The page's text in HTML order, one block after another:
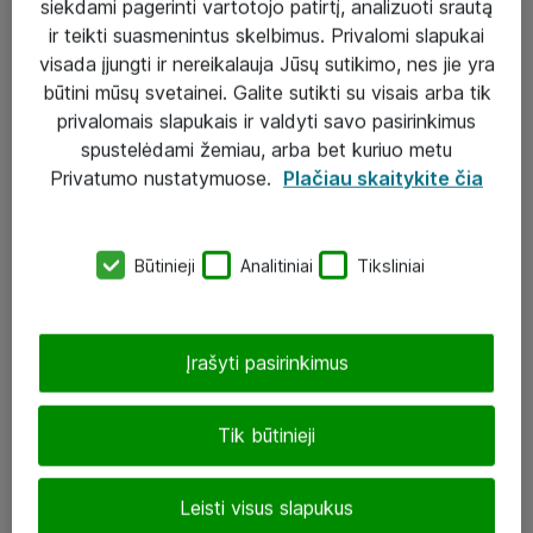
Sprendimai ir paslaugos
Paslaugos
Įgyvendinti projektai
J. Rutkausko g. 6, Vilnius
siekdami pagerinti vartotojo patirtį, analizuoti srautą
ir teikti suasmenintus skelbimus. Privalomi slapukai
visada įjungti ir nereikalauja Jūsų sutikimo, nes jie yra
būtini mūsų svetainei. Galite sutikti su visais arba tik
privalomais slapukais ir valdyti savo pasirinkimus
spustelėdami žemiau, arba bet kuriuo metu
Privatumo nustatymuose. Plačiau skaitykite čia
Būtinieji Analitiniai Tiksliniai
Tik būtinieji
Leisti visus slapukus
Įrašyti pasirinkimus